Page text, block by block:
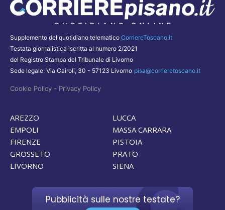
Supplemento del quotidiano telematico CorriereToscano.it
Testata giornalistica iscritta al numero 2/2021
del Registro Stampa del Tribunale di Livorno
Sede legale: Via Cairoli, 30 - 57123 Livorno pisa@corrieretoscano.it
Cookie Policy - Privacy Policy
AREZZO
EMPOLI
FIRENZE
GROSSETO
LIVORNO
LUCCA
MASSA CARRARA
PISTOIA
PRATO
SIENA
Pubblicità sulle nostre testate?